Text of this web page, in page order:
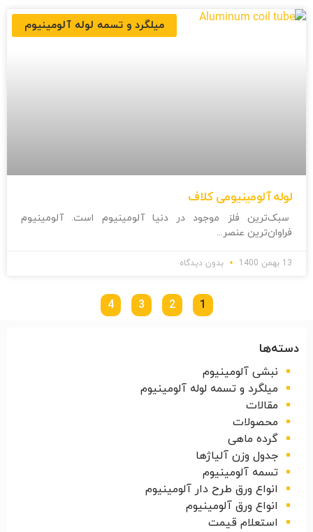
میلگرد و تسمه لوله آلومینیوم
لوله آلومینیومی کلاف
سبک‌ترین فلز موجود در دنیا آلومینیوم است. آلومینیوم
فراوان‌ترین عنصر
13 بهمن 1400 بدون دیدگاه
1
2
3
4
دسته‌ها
نبشی آلومینیوم
میلگرد و تسمه لوله آلومینیوم
مقالات
محصولات
گرده ماهی
جدول وزن آلیاژها
تسمه آلومینیوم
انواع ورق طرح دار آلومینیوم
انواع ورق آلومینیوم
استعلام قیمت